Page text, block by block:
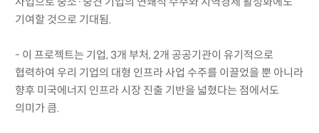
기여할 것으로 기대됨.
- 이 프로젝트는 기업, 3개 부처, 2개 공공기관이 유기적으로
협력하여 우리 기업의 대형 인프라 사업 수주를 이끌었을 뿐 아니라
향후 미국에너지 인프라 시장 진출 기반을 넓혔다는 점에서도
의미가 큼.